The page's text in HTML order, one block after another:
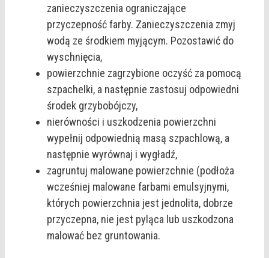
zanieczyszczenia ograniczające
przyczepność farby. Zanieczyszczenia zmyj
wodą ze środkiem myjącym. Pozostawić do
wyschnięcia,
powierzchnie zagrzybione oczyść za pomocą
szpachelki, a następnie zastosuj odpowiedni
środek grzybobójczy,
nierówności i uszkodzenia powierzchni
wypełnij odpowiednią masą szpachlową, a
następnie wyrównaj i wygładź,
zagruntuj malowane powierzchnie (podłoża
wcześniej malowane farbami emulsyjnymi,
których powierzchnia jest jednolita, dobrze
przyczepna, nie jest pyląca lub uszkodzona
malować bez gruntowania.